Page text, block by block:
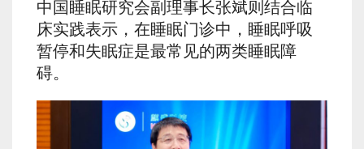
中国睡眠研究会副理事长张斌则结合临
床实践表示，在睡眠门诊中，睡眠呼吸
暂停和失眠症是最常见的两类睡眠障
碍。